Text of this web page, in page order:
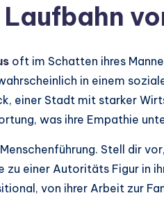
oft im Schatten ihres
in einem
einer Stadt mit starker
was ihre Empathie
Stell dir
zu einer Autoritäts Figur in
von ihrer Arbeit zur